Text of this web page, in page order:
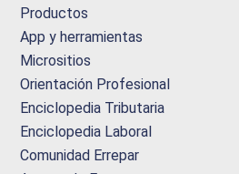
Productos
App y herramientas
Micrositios
Orientación Profesional
Enciclopedia Tributaria
Enciclopedia Laboral
Comunidad Errepar